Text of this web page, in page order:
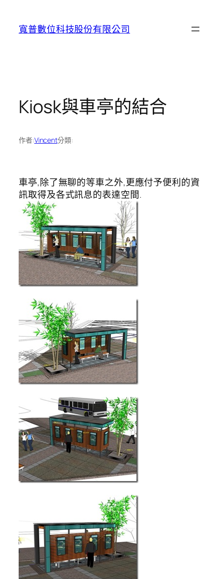
寬普數位科技股份有限公司
Kiosk與車亭的結合
作者:Vincent分類:
車亭,除了無聊的等車之外,更應付予便利的資
訊取得及各式訊息的表達空間.